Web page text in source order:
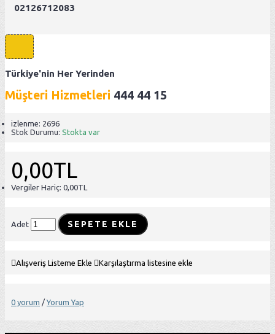
02126712083
Türkiye'nin Her Yerinden
Müşteri Hizmetleri 444 44 15
izlenme: 2696
Stok Durumu: Stokta var
0,00TL
Vergiler Hariç: 0,00TL
Adet SEPETE EKLE
Alışveriş Listeme Ekle Karşılaştırma listesine ekle
0 yorum /Yorum Yap